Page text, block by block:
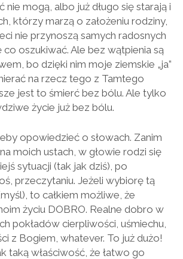
nie mogą, albo już długo się starają i
którzy marzą o założeniu rodziny,
nie przynoszą samych radosnych
co oszukiwać. Ale bez wątpienia są
bo dzięki nim moje ziemskie „ja”
na rzecz tego z Tamtego
jest to śmierć bez bólu. Ale tylko
życie już bez bólu.
opowiedzieć o słowach. Zanim
moich ustach, w głowie rodzi się
sytuacji (tak jak dziś), po
przeczytaniu. Jeżeli wybiorę tą
to całkiem możliwe, że
życiu DOBRO. Realne dobro w
pokładów cierpliwości, uśmiechu,
z Bogiem, whatever. To już dużo!
taką właściwość, że łatwo go